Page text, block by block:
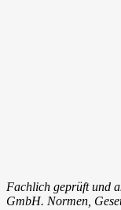
Fachlich geprüft und
GmbH. Normen,